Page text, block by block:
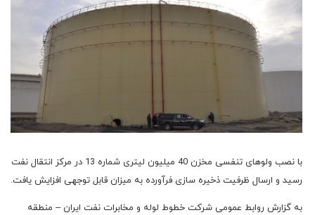
با نصب ولوهای تنفسی مخزن 40 میلیون لیتری شماره 13 در مرکز انتقال نفت
رسید و ارسال ظرفیت ذخیره سازی فرآورده به میزان قابل توجهی افزایش یافت.
به گزارش روابط عمومی شرکت خطوط لوله و مخابرات نفت ایران – منطقه